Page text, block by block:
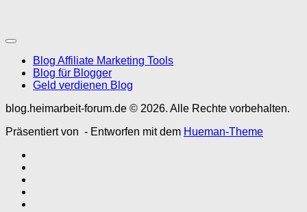
Blog Affiliate Marketing Tools
Blog für Blogger
Geld verdienen Blog
blog.heimarbeit-forum.de © 2026. Alle Rechte vorbehalten.
Präsentiert von - Entworfen mit dem Hueman-Theme